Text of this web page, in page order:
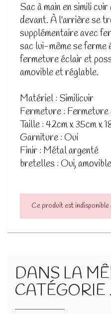
Sac à main en simili
devant. À l'arrière se
supplémentaire avec
sac lui-même se ferme
fermeture éclair et
amovible et réglable.
Matériel : Similicuir
Fermeture :
Taille : 42cm x 35cm x
Garniture : Oui
Finir : Métal argenté
bretelles : Oui,
Ce produit est indisponible
DANS LA
CATÉGORIE